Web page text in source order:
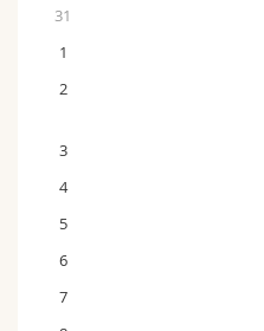
31
1
2
3
4
5
6
7